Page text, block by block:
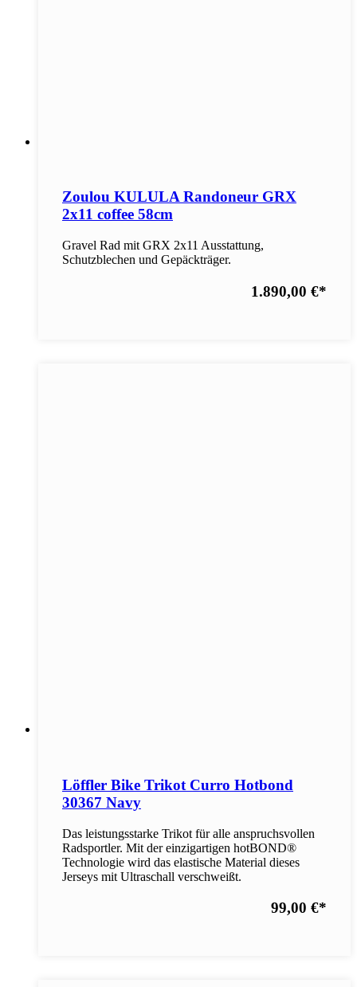
Zoulou KULULA Randoneur GRX
2x11 coffee 58cm
Gravel Rad mit GRX 2x11 Ausstattung,
Schutzblechen und Gepäckträger.
1.890,00 €*
Löffler Bike Trikot Curro Hotbond
30367 Navy
Das leistungsstarke Trikot für alle anspruchsvollen
Radsportler. Mit der einzigartigen hotBOND®
Technologie wird das elastische Material dieses
Jerseys mit Ultraschall verschweißt.
99,00 €*